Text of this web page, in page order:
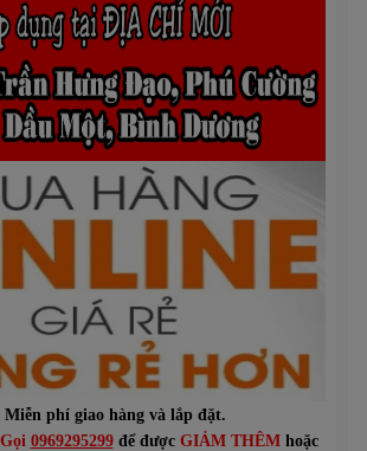
Miễn phí giao hàng và lắp đặt.
0969295299để được GIẢM THÊMhoặc